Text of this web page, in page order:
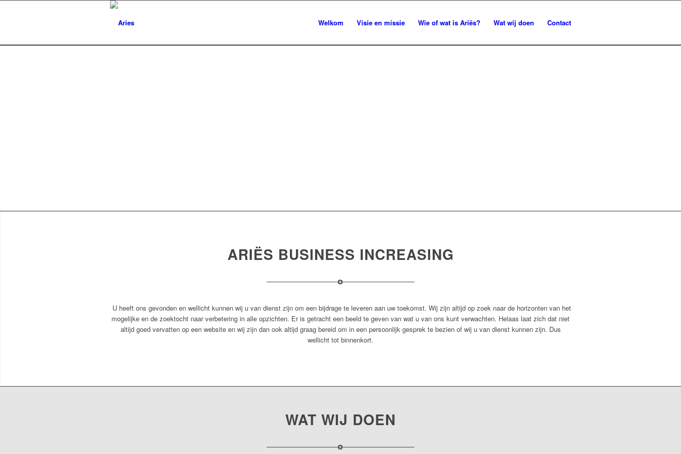
Welkom Visie en missie Wie of wat is Ariës? Wat wij doen Contact
ARIËS BUSINESS INCREASING
U heeft ons gevonden en wellicht kunnen wij u van dienst zijn om een bijdrage te leveren aan uw toekomst. Wij zijn altijd op zoek naar de horizonten van het
mogelijke en de zoektocht naar verbetering in alle opzichten. Er is getracht een beeld te geven van wat u van ons kunt verwachten. Helaas laat zich dat niet
altijd goed vervatten op een website en wij zijn dan ook altijd graag bereid om in een persoonlijk gesprek te bezien of wij u van dienst kunnen zijn. Dus
wellicht tot binnenkort.
WAT WIJ DOEN